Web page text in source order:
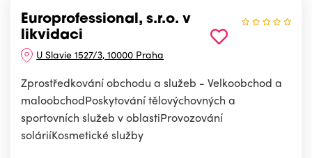
Europrofessional, s.r.o. v
likvidaci
U Slavie 1527/3, 10000 Praha
Zprostředkování obchodu a služeb - Velkoobchod a
maloobchodPoskytování tělovýchovných a
sportovních služeb v oblastiProvozování
soláriíKosmetické služby